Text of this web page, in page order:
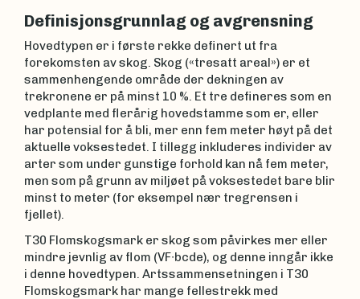
Definisjonsgrunnlag og avgrensning
Hovedtypen er i første rekke definert ut fra
forekomsten av skog. Skog («tresatt areal») er et
sammenhengende område der dekningen av
trekronene er på minst 10 %. Et tre defineres som en
vedplante med flerårig hovedstamme som er, eller
har potensial for å bli, mer enn fem meter høyt på det
aktuelle voksestedet. I tillegg inkluderes individer av
arter som under gunstige forhold kan nå fem meter,
men som på grunn av miljøet på voksestedet bare blir
minst to meter (for eksempel nær tregrensen i
fjellet).
T30 Flomskogsmark er skog som påvirkes mer eller
mindre jevnlig av flom (VF∙bcde), og denne inngår ikke
i denne hovedtypen. Artssammensetningen i T30
Flomskogsmark har mange fellestrekk med